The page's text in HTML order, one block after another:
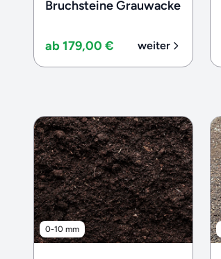
Bruchsteine Grauwacke
ab 179,00 € weiter
0-10 mm